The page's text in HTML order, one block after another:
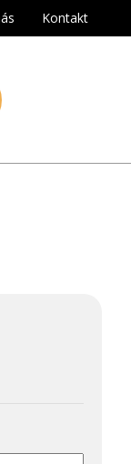
Kontakt